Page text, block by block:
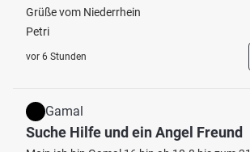
Grüße vom Niederrhein
Petri
vor 6 Stunden
Gamal
Suche Hilfe und ein Angel Freund